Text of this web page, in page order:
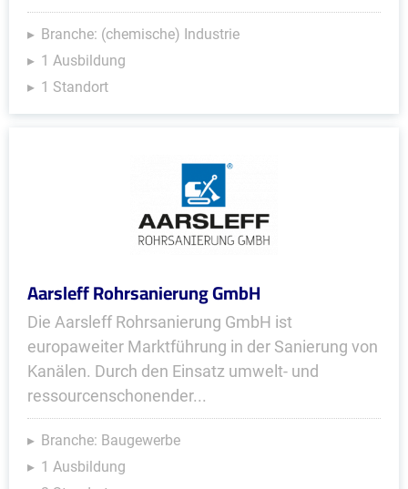
Branche: (chemische) Industrie
1 Ausbildung
1 Standort
Aarsleff Rohrsanierung GmbH
Die Aarsleff Rohrsanierung GmbH ist
europaweiter Marktführung in der Sanierung von
Kanälen. Durch den Einsatz umwelt- und
ressourcenschonender...
Branche: Baugewerbe
1 Ausbildung